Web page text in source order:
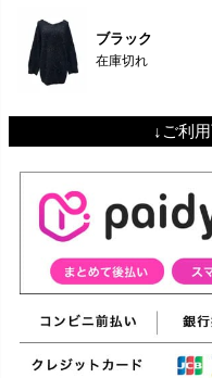
ブラック
在庫切れ
↓ご利